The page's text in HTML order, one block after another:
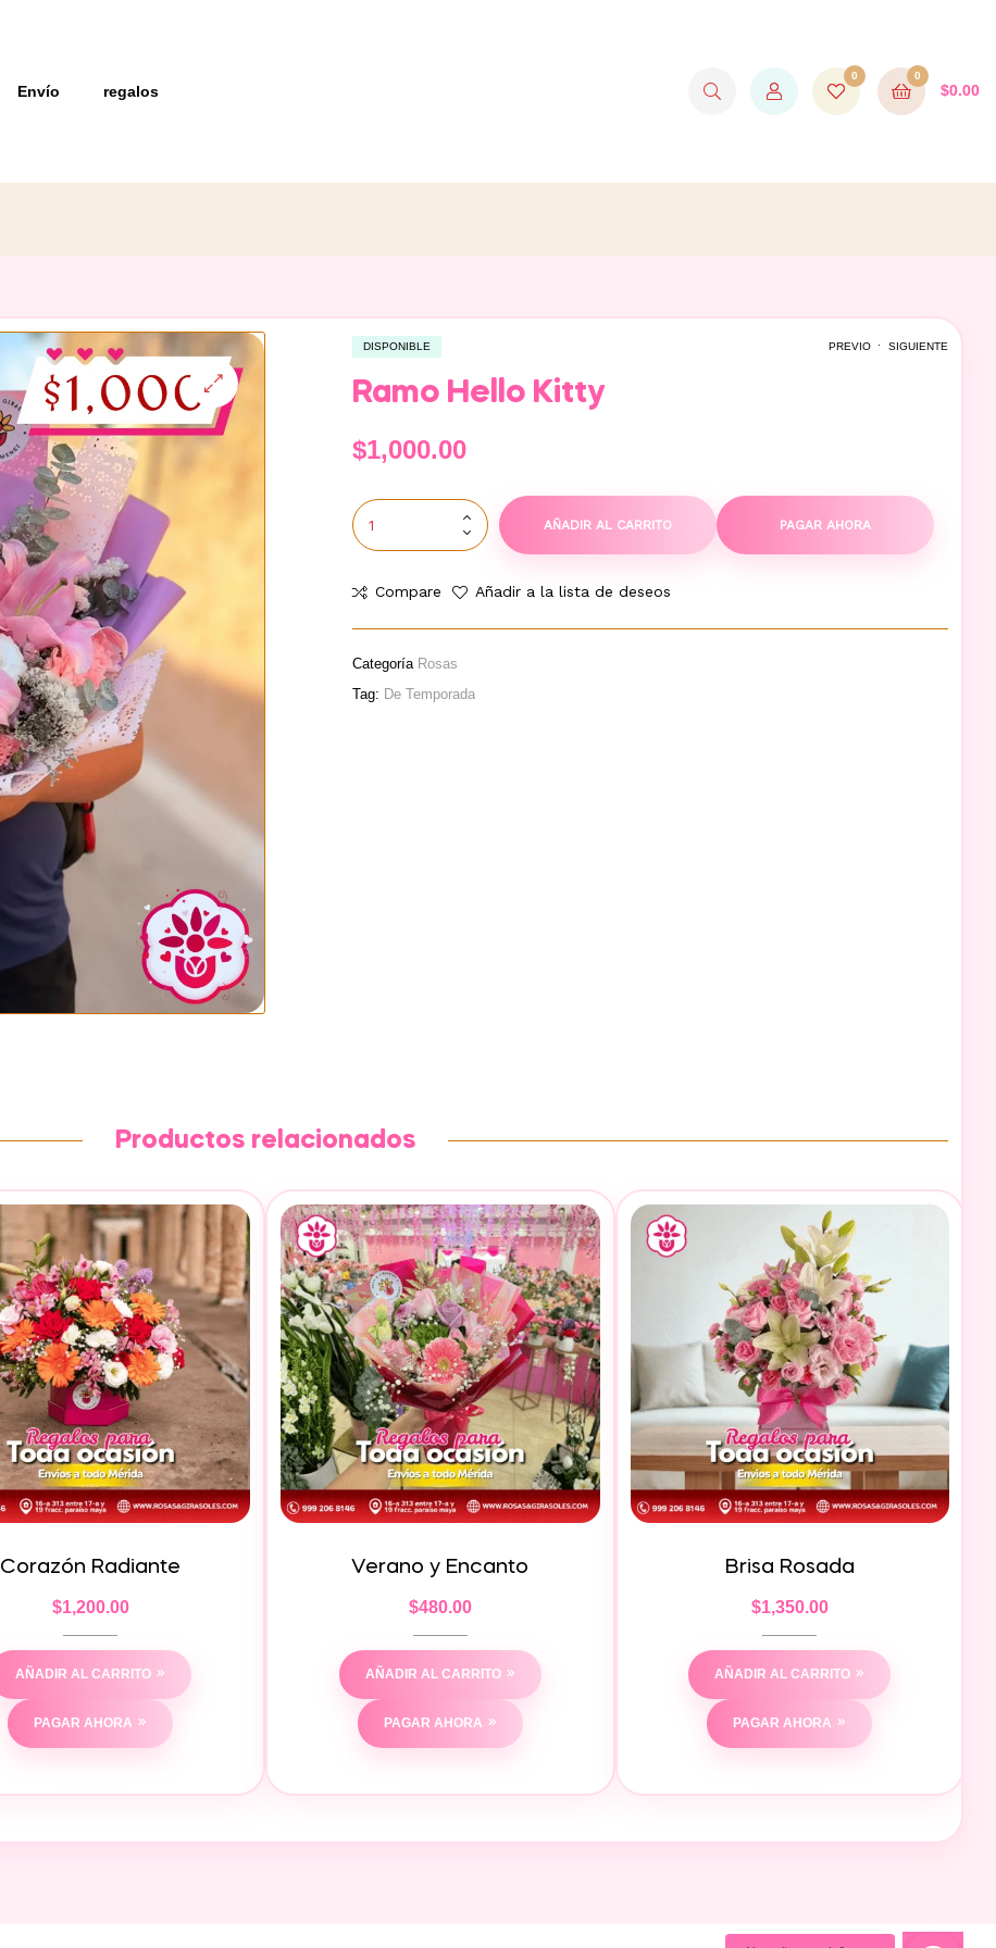
Envío regalos
0 0
$0.00
PREVIO SIGUIENTE
DISPONIBLE
Ramo Hello Kitty
$1,000.00
AÑADIR AL CARRITO PAGAR AHORA
Compare Añadir a la lista de deseos
Categoría Rosas
Tag: De Temporada
Productos relacionados
Corazón Radiante
$1,200.00
AÑADIR AL CARRITO
PAGAR AHORA
Verano y Encanto
$480.00
AÑADIR AL CARRITO
PAGAR AHORA
Brisa Rosada
$1,350.00
AÑADIR AL CARRITO
PAGAR AHORA